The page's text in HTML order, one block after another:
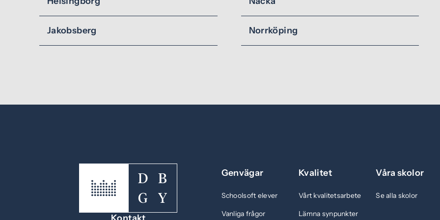
Jakobsberg Norrköping
Genvägar
Schoolsoft elever
Vanliga frågor
Kvalitet
Vårt kvalitetsarbete
Lämna synpunkter
Våra skolor
Se alla skolor